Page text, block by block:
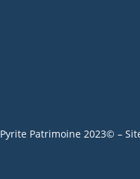
Pyrite Patrimoine 2023© –